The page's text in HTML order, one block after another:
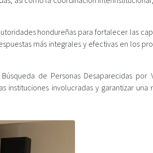
hondureñas para fortalecer las
más integrales y efectivas en los
de Personas Desaparecidas por
involucradas y garantizar una